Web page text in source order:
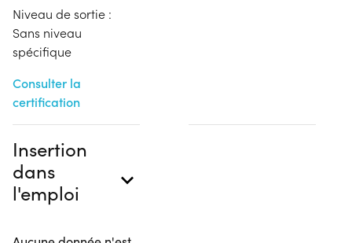
Niveau de sortie :
Sans niveau
spécifique
Consulter la
certification
Insertion
dans
l'emploi